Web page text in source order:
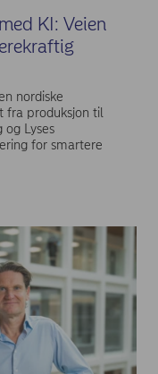
KI: Veien
nordiske
fra produksjon til
og Lyses
for smartere